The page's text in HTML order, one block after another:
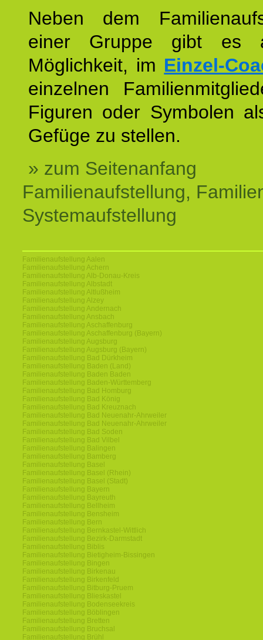
Neben dem
einer Gruppe gibt es
Möglichkeit, im Einzel-
einzelnen
Figuren oder Symbolen
Gefüge zu stellen.
» zum Seitenanfang
Familienaufstellung,
Systemaufstellung
Familienaufstellung Aalen
Familienaufstellung Achern
Familienaufstellung Alb-Donau-Kreis
Familienaufstellung Albstadt
Familienaufstellung Altlußheim
Familienaufstellung Alzey
Familienaufstellung Andernach
Familienaufstellung Ansbach
Familienaufstellung Aschaffenburg
Familienaufstellung Aschaffenburg (Bayern)
Familienaufstellung Augsburg
Familienaufstellung Augsburg (Bayern)
Familienaufstellung Bad Dürkheim
Familienaufstellung Baden (Land)
Familienaufstellung Baden Baden
Familienaufstellung Baden-Württemberg
Familienaufstellung Bad Homburg
Familienaufstellung Bad König
Familienaufstellung Bad Kreuznach
Familienaufstellung Bad Neuenahr-Ahrweiler
Familienaufstellung Bad Neuenahr-Ahrweiler
Familienaufstellung Bad Soden
Familienaufstellung Bad Vilbel
Familienaufstellung Balingen
Familienaufstellung Bamberg
Familienaufstellung Basel
Familienaufstellung Basel (Rhein)
Familienaufstellung Basel (Stadt)
Familienaufstellung Bayern
Familienaufstellung Bayreuth
Familienaufstellung Bellheim
Familienaufstellung Bensheim
Familienaufstellung Bern
Familienaufstellung Bernkastel-Wittlich
Familienaufstellung Bezirk-Darmstadt
Familienaufstellung Biblis
Familienaufstellung Bietigheim-Bissingen
Familienaufstellung Bingen
Familienaufstellung Birkenau
Familienaufstellung Birkenfeld
Familienaufstellung Bitburg-Pruem
Familienaufstellung Blieskastel
Familienaufstellung Bodenseekreis
Familienaufstellung Böblingen
Familienaufstellung Bretten
Familienaufstellung Bruchsal
Familienaufstellung Brühl